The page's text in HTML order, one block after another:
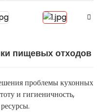
пищевых отходов
проблемы кухонных
и гигиеничность,